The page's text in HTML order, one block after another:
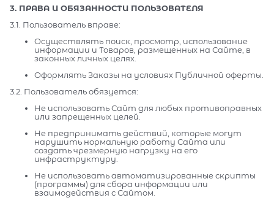
3. ПРАВА И ОБЯЗАННОСТИ ПОЛЬЗОВАТЕЛЯ
3.1. Пользователь вправе:
Осуществлять поиск, просмотр, использование
информации и Товаров, размещенных на Сайте, в
законных личных целях.
Оформлять Заказы на условиях Публичной оферты.
3.2. Пользователь обязуется:
Не использовать Сайт для любых противоправных
или запрещенных целей.
Не предпринимать действий, которые могут
нарушить нормальную работу Сайта или
создать чрезмерную нагрузку на его
инфраструктуру.
Не использовать автоматизированные скрипты
(программы) для сбора информации или
взаимодействия с Сайтом.